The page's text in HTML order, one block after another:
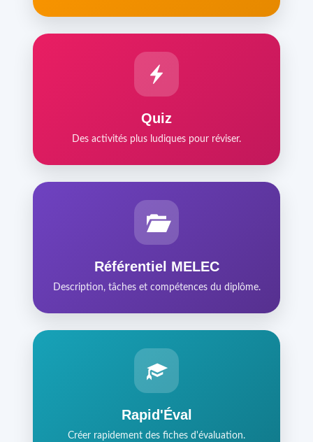
Quiz
Des activités plus ludiques pour réviser.
Référentiel MELEC
Description, tâches et compétences du diplôme.
Rapid'Éval
Créer rapidement des fiches d'évaluation.